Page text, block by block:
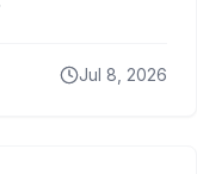
Jul 8, 2026